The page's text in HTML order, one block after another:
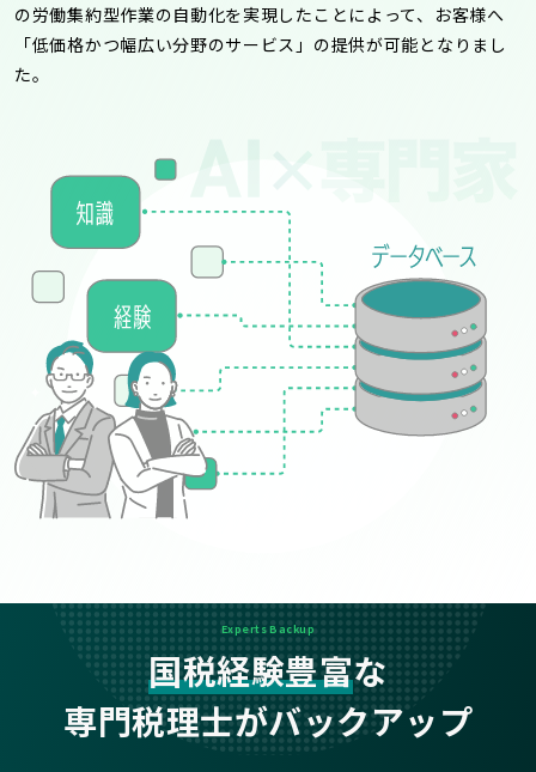
の労働集約型作業の自動化を実現したことによって、お客様へ
「低価格かつ幅広い分野のサービス」の提供が可能となりまし
た。
Experts Backup
国税経験豊富な
専門税理士がバックアップ